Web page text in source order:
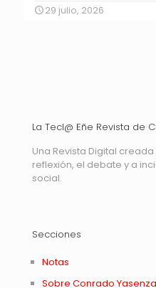
29 julio, 2026
La Tecl@ Eñe Revista de
Una Revista Digital
reflexión, el debate y a
social.
Secciones
Notas
Sobre Conrado Yasenza